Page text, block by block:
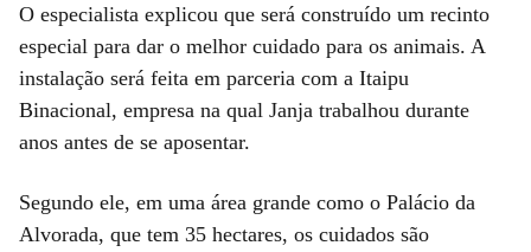
O especialista explicou que será construído um recinto
especial para dar o melhor cuidado para os animais. A
instalação será feita em parceria com a Itaipu
Binacional, empresa na qual Janja trabalhou durante
anos antes de se aposentar.
Segundo ele, em uma área grande como o Palácio da
Alvorada, que tem 35 hectares, os cuidados são